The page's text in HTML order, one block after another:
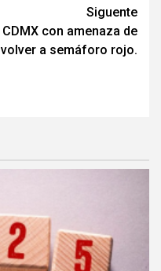
Siguente
CDMX con amenaza de
volver a semáforo rojo.